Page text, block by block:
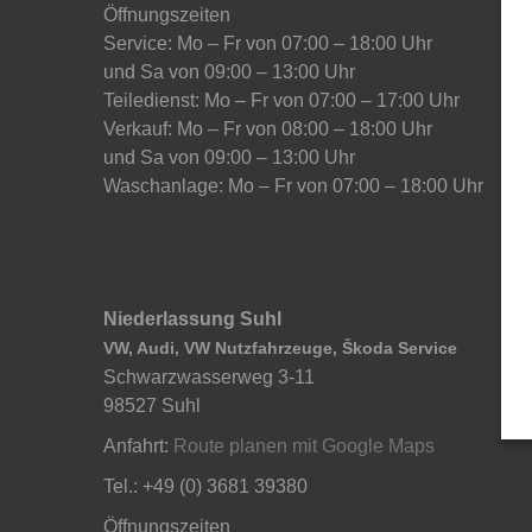
Öffnungszeiten
Service: Mo – Fr von 07:00 – 18:00 Uhr
und Sa von 09:00 – 13:00 Uhr
Teiledienst: Mo – Fr von 07:00 – 17:00 Uhr
Verkauf: Mo – Fr von 08:00 – 18:00 Uhr
und Sa von 09:00 – 13:00 Uhr
Waschanlage: Mo – Fr von 07:00 – 18:00 Uhr
Niederlassung Suhl
VW, Audi, VW Nutzfahrzeuge, Škoda Service
Schwarzwasserweg 3-11
98527 Suhl
Anfahrt: Route planen mit Google Maps
Tel.: +49 (0) 3681 39380
Öffnungszeiten